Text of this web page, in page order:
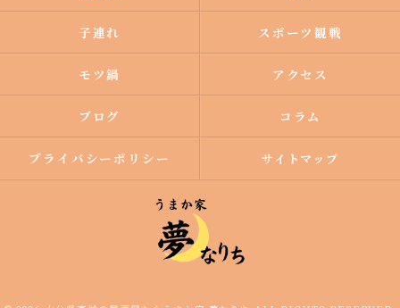
子連れ スポーツ観戦
モツ鍋 アクセス
ブログ コラム
プライバシーポリシー サイトマップ